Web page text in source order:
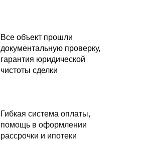
Все объект прошли
документальную проверку,
гарантия юридической
чистоты сделки
Гибкая система оплаты,
помощь в оформлении
рассрочки и ипотеки